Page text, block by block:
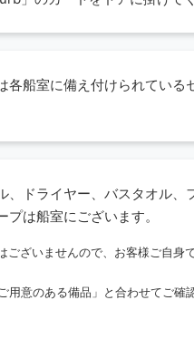
各船室に備え付けられている
、ドライヤー、バスタオル、
は船室にございます。
ございませんので、お客様ご自身
用意のある備品」と合わせてご確